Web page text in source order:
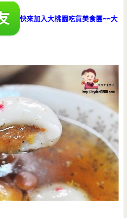
快來加入大桃園吃貨美食團~~大